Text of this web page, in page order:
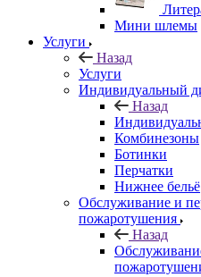
Мини шлемы
Услуги
Назад
Услуги
Индивидуальный
Назад
Комбинезоны
Ботинки
Перчатки
Нижнее бельё
Обслуживание и
пожаротушения
Назад